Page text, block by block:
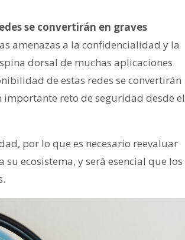
se convertirán en graves
amenazas a la confidencialidad y la
dorsal de muchas aplicaciones
de estas redes se convertirán
reto de seguridad desde el
por lo que es necesario reevaluar
ecosistema, y será esencial que los